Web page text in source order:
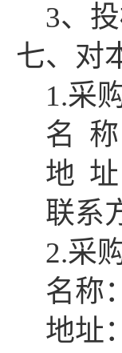
3、
七、对
1.采
名
地
联系
2.采
名称
地址